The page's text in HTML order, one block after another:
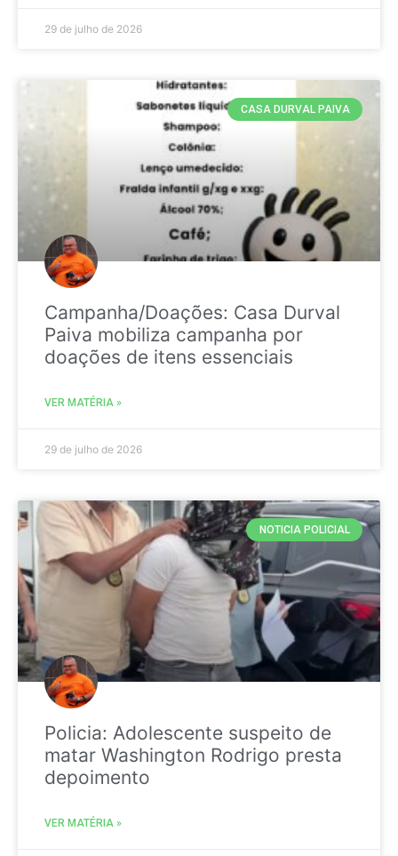
29 de julho de 2026
CASA DURVAL PAIVA
Campanha/Doações: Casa Durval
Paiva mobiliza campanha por
doações de itens essenciais
VER MATÉRIA »
29 de julho de 2026
NOTICIA POLICIAL
Policia: Adolescente suspeito de
matar Washington Rodrigo presta
depoimento
VER MATÉRIA »